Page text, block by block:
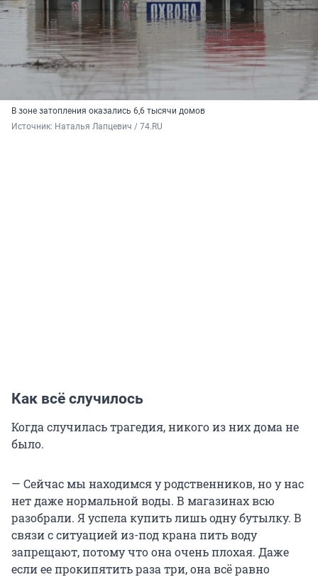
В зоне затопления оказались 6,6 тысячи домов
Источник: Наталья Лапцевич / 74.RU
Как всё случилось
Когда случилась трагедия, никого из них дома не
было.
— Сейчас мы находимся у родственников, но у нас
нет даже нормальной воды. В магазинах всю
разобрали. Я успела купить лишь одну бутылку. В
связи с ситуацией из-под крана пить воду
запрещают, потому что она очень плохая. Даже
если ее прокипятить раза три, она всё равно